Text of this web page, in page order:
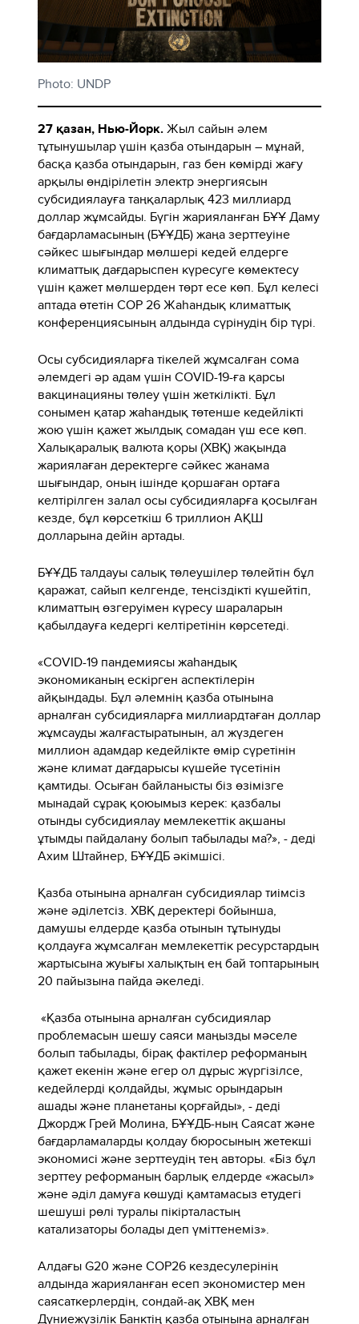
Photo: UNDP
27 қазан, Нью-Йорк.Жыл сайын әлем
тұтынушылар үшін қазба отындарын – мұнай,
басқа қазба отындарын, газ бен көмірді жағу
арқылы өндірілетін электр энергиясын
субсидиялауға таңқаларлық 423 миллиард
доллар жұмсайды. Бүгін жарияланған БҰҰ Даму
бағдарламасының (БҰҰДБ) жаңа зерттеуіне
сәйкес шығындар мөлшері кедей елдерге
климаттық дағдарыспен күресуге көмектесу
үшін қажет мөлшерден төрт есе көп. Бұл келесі
аптада өтетін COP 26 Жаһандық климаттық
конференциясының алдында сүрінудің бір түрі.
Осы субсидияларға тікелей жұмсалған сома
әлемдегі әр адам үшін COVID-19-ға қарсы
вакцинацияны төлеу үшін жеткілікті. Бұл
сонымен қатар жаһандық төтенше кедейлікті
жою үшін қажет жылдық сомадан үш есе көп.
Халықаралық валюта қоры (ХВҚ) жақында
жариялаған деректерге сәйкес жанама
шығындар, оның ішінде қоршаған ортаға
келтірілген залал осы субсидияларға қосылған
кезде, бұл көрсеткіш 6 триллион АҚШ
долларына дейін артады.
БҰҰДБ талдауы салық төлеушілер төлейтін бұл
қаражат, сайып келгенде, теңсіздікті күшейтіп,
климаттың өзгеруімен күресу шараларын
қабылдауға кедергі келтіретінін көрсетеді.
«COVID-19 пандемиясы жаһандық
экономиканың ескірген аспектілерін
айқындады. Бұл әлемнің қазба отынына
арналған субсидияларға миллиардтаған доллар
жұмсауды жалғастыратынын, ал жүздеген
миллион адамдар кедейлікте өмір сүретінін
және климат дағдарысы күшейе түсетінін
қамтиды. Осыған байланысты біз өзімізге
мынадай сұрақ қоюымыз керек: қазбалы
отынды субсидиялау мемлекеттік ақшаны
ұтымды пайдалану болып табылады ма?», - деді
Ахим Штайнер, БҰҰДБ әкімшісі.
Қазба отынына арналған субсидиялар тиімсіз
және әділетсіз. ХВҚ деректері бойынша,
дамушы елдерде қазба отынын тұтынуды
қолдауға жұмсалған мемлекеттік ресурстардың
жартысына жуығы халықтың ең бай топтарының
20 пайызына пайда әкеледі.
«Қазба отынына арналған субсидиялар
проблемасын шешу саяси маңызды мәселе
болып табылады, бірақ фактілер реформаның
қажет екенін және егер ол дұрыс жүргізілсе,
кедейлерді қолдайды, жұмыс орындарын
ашады және планетаны қорғайды», - деді
Джордж Грей Молина, БҰҰДБ-ның Саясат және
бағдарламаларды қолдау бюросының жетекші
экономисі және зерттеудің тең авторы. «Біз бұл
зерттеу реформаның барлық елдерде «жасыл»
және әділ дамуға көшуді қамтамасыз етудегі
шешуші рөлі туралы пікірталастың
катализаторы болады деп үміттенеміз».
Алдағы G20 және COP26 кездесулерінің
алдында жарияланған есеп экономистер мен
саясаткерлердің, сондай-ақ ХВҚ мен
Дүниежүзілік Банктің қазба отынына арналған